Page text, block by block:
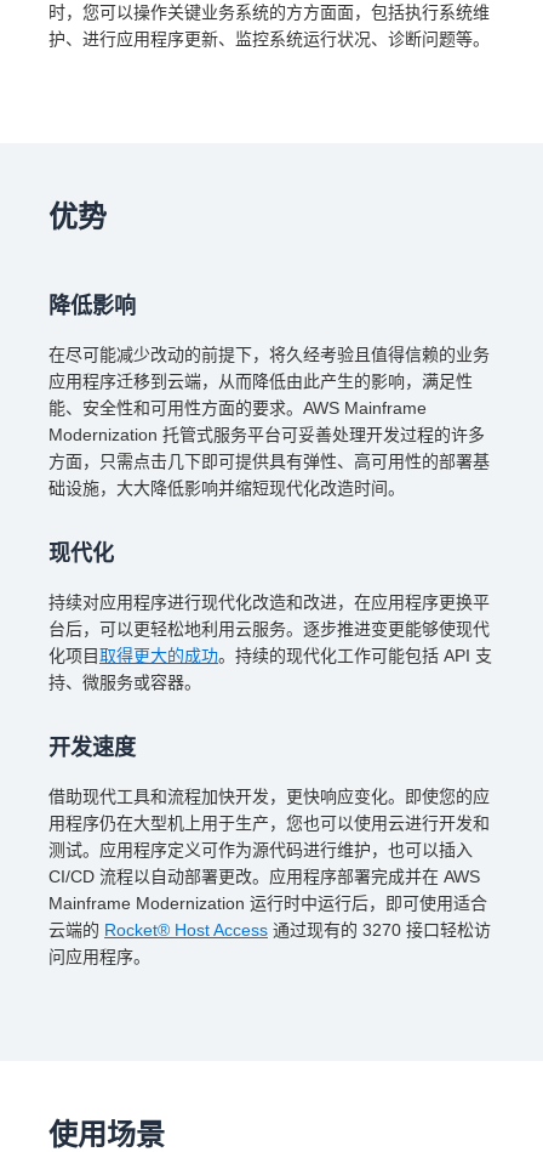
时，您可以操作关键业务系统的方方面面，包括执行系统维
护、进行应用程序更新、监控系统运行状况、诊断问题等。
优势
降低影响
在尽可能减少改动的前提下，将久经考验且值得信赖的业务
应用程序迁移到云端，从而降低由此产生的影响，满足性
能、安全性和可用性方面的要求。AWS Mainframe
Modernization 托管式服务平台可妥善处理开发过程的许多
方面，只需点击几下即可提供具有弹性、高可用性的部署基
础设施，大大降低影响并缩短现代化改造时间。
现代化
持续对应用程序进行现代化改造和改进，在应用程序更换平
台后，可以更轻松地利用云服务。逐步推进变更能够使现代
化项目取得更大的成功。持续的现代化工作可能包括 API 支
持、微服务或容器。
开发速度
借助现代工具和流程加快开发，更快响应变化。即使您的应
用程序仍在大型机上用于生产，您也可以使用云进行开发和
测试。应用程序定义可作为源代码进行维护，也可以插入
CI/CD 流程以自动部署更改。应用程序部署完成并在 AWS
Mainframe Modernization 运行时中运行后，即可使用适合
云端的 Rocket® Host Access 通过现有的 3270 接口轻松访
问应用程序。
使用场景